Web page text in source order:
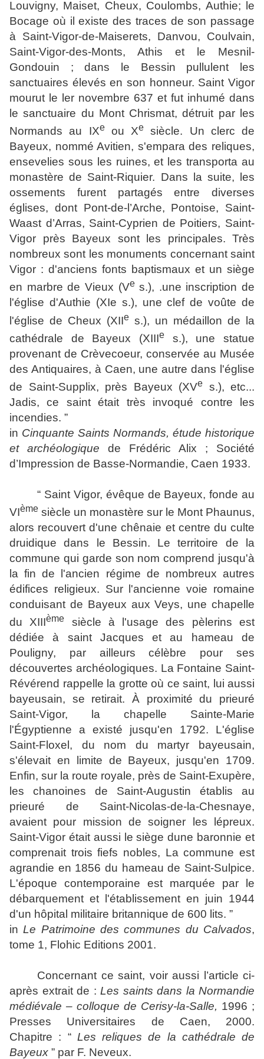
Louvigny, Maiset, Cheux, Coulombs, Authie; le
Bocage où il existe des traces de son passage
à Saint-Vigor-de-Maiserets, Danvou, Coulvain,
Saint-Vigor-des-Monts, Athis et le Mesnil-
Gondouin ; dans le Bessin pullulent les
sanctuaires élevés en son honneur. Saint Vigor
mourut le ler novembre 637 et fut inhumé dans
le sanctuaire du Mont Chrismat, détruit par les
Normands au IXeou Xe
siècle. Un clerc de
Bayeux, nommé Avitien, s'empara des reliques,
ensevelies sous les ruines, et les transporta au
monastère de Saint-Riquier. Dans la suite, les
ossements furent partagés entre diverses
églises, dont Pont-de-l’Arche, Pontoise, Saint-
Waast d’Arras, Saint-Cyprien de Poitiers, Saint-
Vigor près Bayeux sont les principales. Très
nombreux sont les monuments concernant saint
Vigor : d'anciens fonts baptismaux et un siège
en marbre de Vieux (Ves.), .une inscription de
l'église d'Authie (XIe s.), une clef de voûte de
l'église de Cheux (XIIe s.), un médaillon de la
cathédrale de Bayeux (XIIIe
s.), une statue
provenant de Crèvecoeur, conservée au Musée
des Antiquaires, à Caen, une autre dans l'église
de Saint‑Supplix, près Bayeux (XVe
s.), etc...
Jadis, ce saint était très invoqué contre les
incendies. ”
in Cinquante Saints Normands, étude historique
et archéologique de Frédéric Alix ; Société
d’Impression de Basse-Normandie, Caen 1933.
“ Saint Vigor, évêque de Bayeux, fonde au
VIème siècle un monastère sur le Mont Phaunus,
alors recouvert d'une chênaie et centre du culte
druidique dans le Bessin. Le territoire de la
commune qui garde son nom comprend jusqu'à
la fin de l'ancien régime de nombreux autres
édifices religieux. Sur l'ancienne voie romaine
conduisant de Bayeux aux Veys, une chapelle
du XIIIème
siècle à l'usage des pèlerins est
dédiée à saint Jacques et au hameau de
Pouligny, par ailleurs célèbre pour ses
découvertes archéologiques. La Fontaine Saint-
Révérend rappelle la grotte où ce saint, lui aussi
bayeusain, se retirait. À proximité du prieuré
Saint-Vigor, la chapelle Sainte-Marie
l'Égyptienne a existé jusqu'en 1792. L'église
Saint-Floxel, du nom du martyr bayeusain,
s'élevait en limite de Bayeux, jusqu'en 1709.
Enfin, sur la route royale, près de Saint-Exupère,
les chanoines de Saint-Augustin établis au
prieuré de Saint-Nicolas-de-la-Chesnaye,
avaient pour mission de soigner les lépreux.
Saint-Vigor était aussi le siège dune baronnie et
comprenait trois fiefs nobles, La commune est
agrandie en 1856 du hameau de Saint-Sulpice.
L'époque contemporaine est marquée par le
débarquement et l'établissement en juin 1944
d'un hôpital militaire britannique de 600 lits. ”
inLe Patrimoine des communes du Calvados,
tome 1, Flohic Editions 2001.
Concernant ce saint, voir aussi l’article ci-
après extrait de : Les saints dans la Normandie
médiévale – colloque de Cerisy-la-Salle, 1996 ;
Presses Universitaires de Caen, 2000.
Chapitre : “ Les reliques de la cathédrale de
Bayeux ” par F. Neveux.